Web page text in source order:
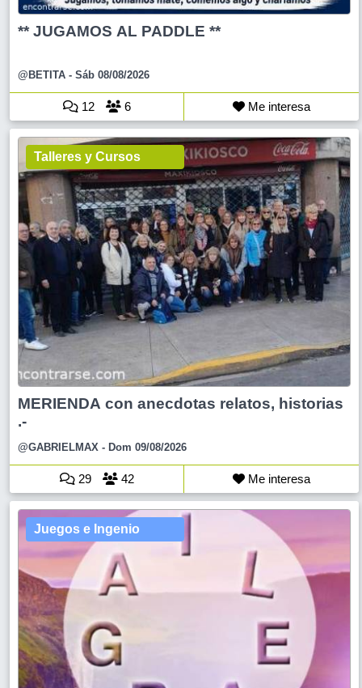
** JUGAMOS AL PADDLE **
@BETITA - Sáb 08/08/2026
12 6 Me interesa
Talleres y Cursos
MERIENDA con anecdotas relatos, historias
.-
@GABRIELMAX - Dom 09/08/2026
29 42 Me interesa
Juegos e Ingenio